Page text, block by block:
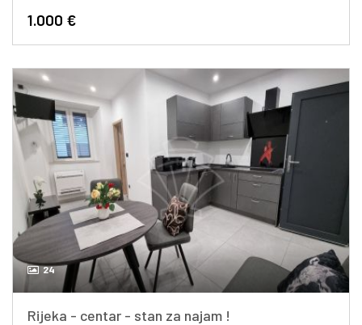
1.000 €
24
Rijeka - centar - stan za najam !